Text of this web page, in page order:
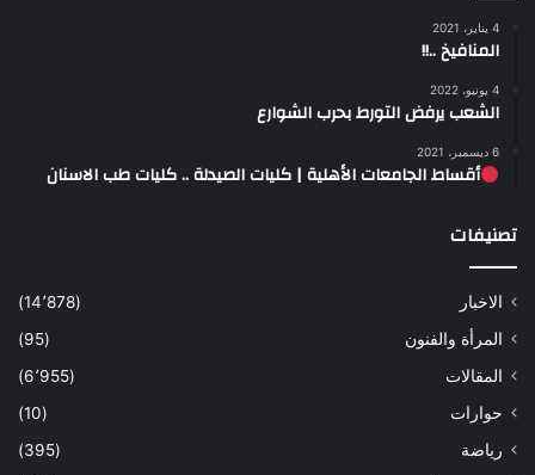
4 يناير، 2021
المنافيخ ..!!
4 يونيو، 2022
الشعب يرفض التورط بحرب الشوارع
6 ديسمبر، 2021
أقساط الجامعات الأهلية | كليات الصيدلة .. كليات طب الاسنان
تصنيفات
الاخبار
(14٬878)
المرأة والفنون
(95)
المقالات
(6٬955)
حوارات
(10)
رياضة
(395)